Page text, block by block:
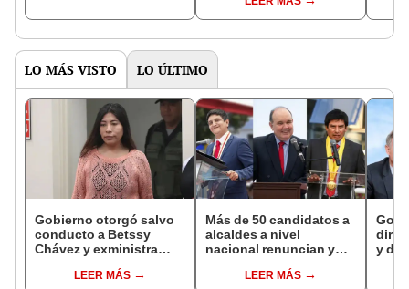
del Senado
LO MÁS VISTO LO ÚLTIMO
Gobierno otorgó salvo
conducto a Betssy
Chávez y exministra
madrugadaLEER MÁS
Más de 50 candidatos a
alcaldes a nivel
nacional renuncian y
encubiertaLEER MÁS
y